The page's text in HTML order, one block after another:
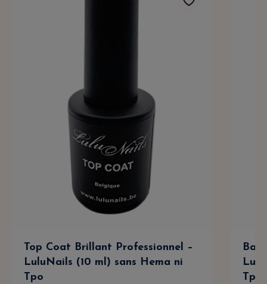
Top Coat Brillant Professionnel –
LuluNails (10 ml) sans Hema ni
Tpo
Tpo